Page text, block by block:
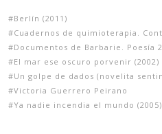
Berlín (2011)
Cuadernos de quimioterapia.
Documentos de Barbarie. Poesía
El mar ese oscuro porvenir (2002)
Un golpe de dados (novelita
Victoria Guerrero Peirano
Ya nadie incendia el mundo (2005)